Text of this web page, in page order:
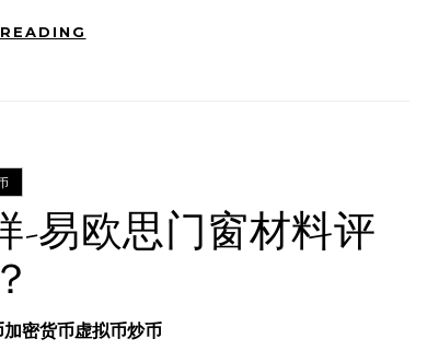
-易欧思门窗材料评
加密货币虚拟币炒币